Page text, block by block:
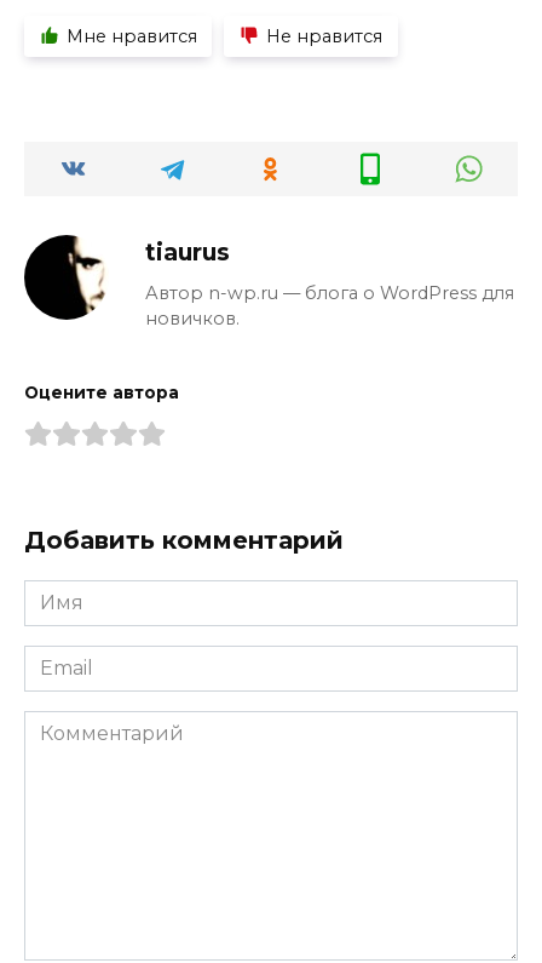
Мне нравится Не нравится
tiaurus
Автор n-wp.ru — блога о WordPress для
новичков.
Оцените автора
Добавить комментарий
Имя
*
Email
*
Комментарий